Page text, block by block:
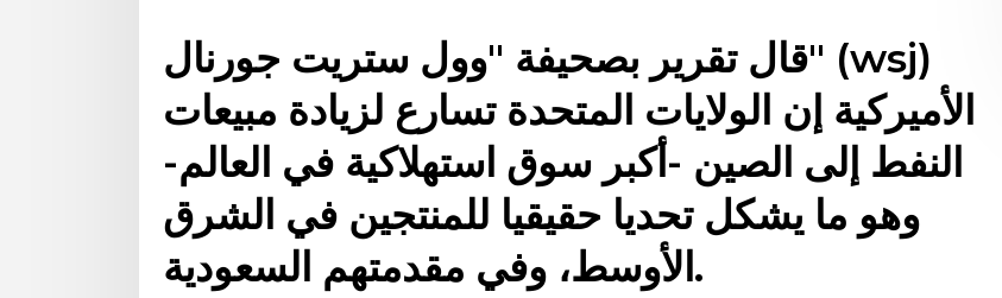
قال تقرير بصحيفة "وول ستريت جورنال" (wsj)
الأميركية إن الولايات المتحدة تسارع لزيادة مبيعات
النفط إلى الصين -أكبر سوق استهلاكية في العالم-
وهو ما يشكل تحديا حقيقيا للمنتجين في الشرق
الأوسط، وفي مقدمتهم السعودية.